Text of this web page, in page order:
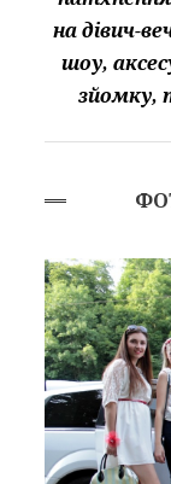
на дівич-
шоу,
зйомку,